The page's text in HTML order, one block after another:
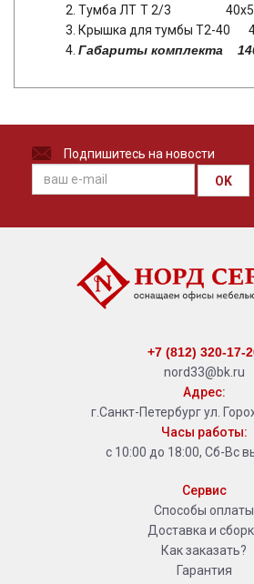
Тумба ЛТ Т 2/3
Крышка для тумбы Т2-40
Габариты комплекта
Подпишитесь на новости
OK
+7 (812) 320-17-
nord33@bk.ru
Адрес:
г.Санкт-Петербург ул.
Часы работы:
с 10:00 до 18:00, Сб-Вс
Сервис
Способы оплаты
Доставка и
Как заказать?
Гарантия